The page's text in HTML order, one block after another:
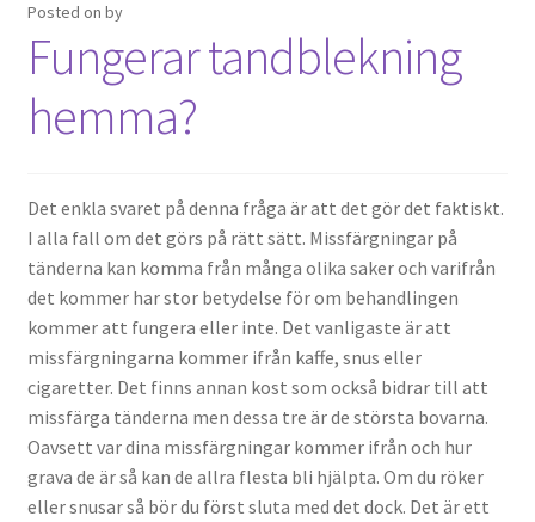
Posted on by
Fungerar tandblekning
hemma?
Det enkla svaret på denna fråga är att det gör det faktiskt.
I alla fall om det görs på rätt sätt. Missfärgningar på
tänderna kan komma från många olika saker och varifrån
det kommer har stor betydelse för om behandlingen
kommer att fungera eller inte. Det vanligaste är att
missfärgningarna kommer ifrån kaffe, snus eller
cigaretter. Det finns annan kost som också bidrar till att
missfärga tänderna men dessa tre är de största bovarna.
Oavsett var dina missfärgningar kommer ifrån och hur
grava de är så kan de allra flesta bli hjälpta. Om du röker
eller snusar så bör du först sluta med det dock. Det är ett